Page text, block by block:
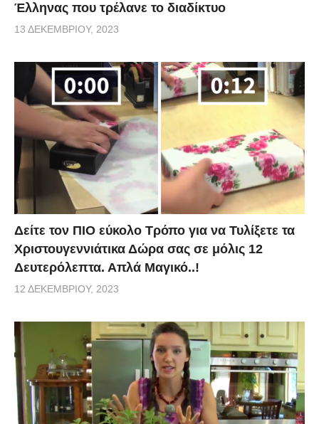
Έλληνας που τρέλανε το διαδίκτυο
13 ΔΕΚΕΜΒΡΊΟΥ, 2023
Δείτε τον ΠΙΟ εύκολο Τρόπο για να Τυλίξετε τα
Χριστουγεννιάτικα Δώρα σας σε μόλις 12
Δευτερόλεπτα. Απλά Μαγικό..!
12 ΔΕΚΕΜΒΡΊΟΥ, 2023